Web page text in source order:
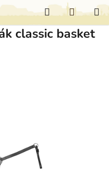
Hledat
KOŠÍK
classic basket